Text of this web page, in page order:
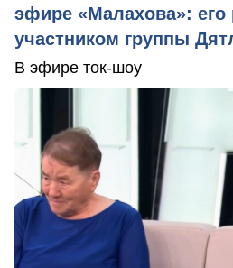
эфире «Малахова»: его
участником группы
В эфире ток-шоу